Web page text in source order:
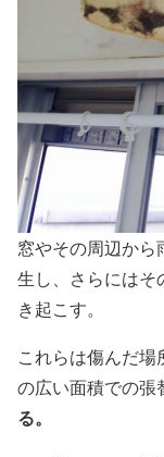
窓やその周辺から
生し、さらにはそ
き起こす。
これらは傷んだ
の広い面積での張
る。